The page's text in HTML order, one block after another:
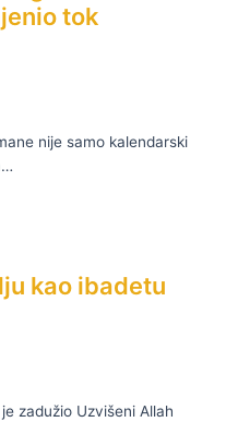
tok
nije samo kalendarski
kao ibadetu
zadužio Uzvišeni Allah